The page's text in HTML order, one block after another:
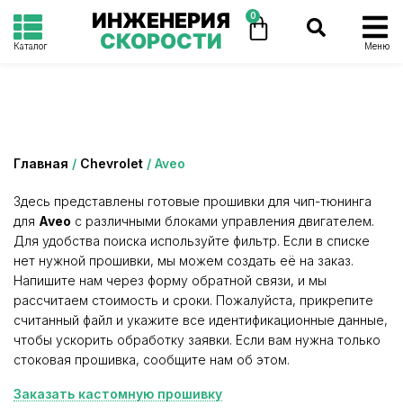
Каталог
ИНЖЕНЕРИЯ
СКОРОСТИ
0
Меню
Главная / Chevrolet / Aveo
Здесь представлены готовые прошивки для чип-тюнинга
для Aveo с различными блоками управления двигателем.
Для удобства поиска используйте фильтр. Если в списке
нет нужной прошивки, мы можем создать её на заказ.
Напишите нам через форму обратной связи, и мы
рассчитаем стоимость и сроки. Пожалуйста, прикрепите
считанный файл и укажите все идентификационные данные,
чтобы ускорить обработку заявки. Если вам нужна только
стоковая прошивка, сообщите нам об этом.
Заказать кастомную прошивку